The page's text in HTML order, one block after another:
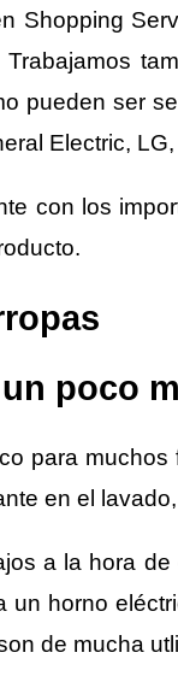
Shopping
pueden ser
Electric,
con los
poco
para
en el
a la hora
un horno
de mucha